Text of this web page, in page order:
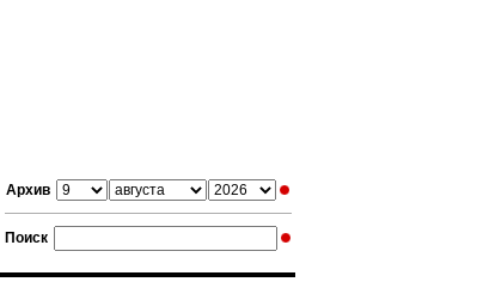
Архив
Поиск